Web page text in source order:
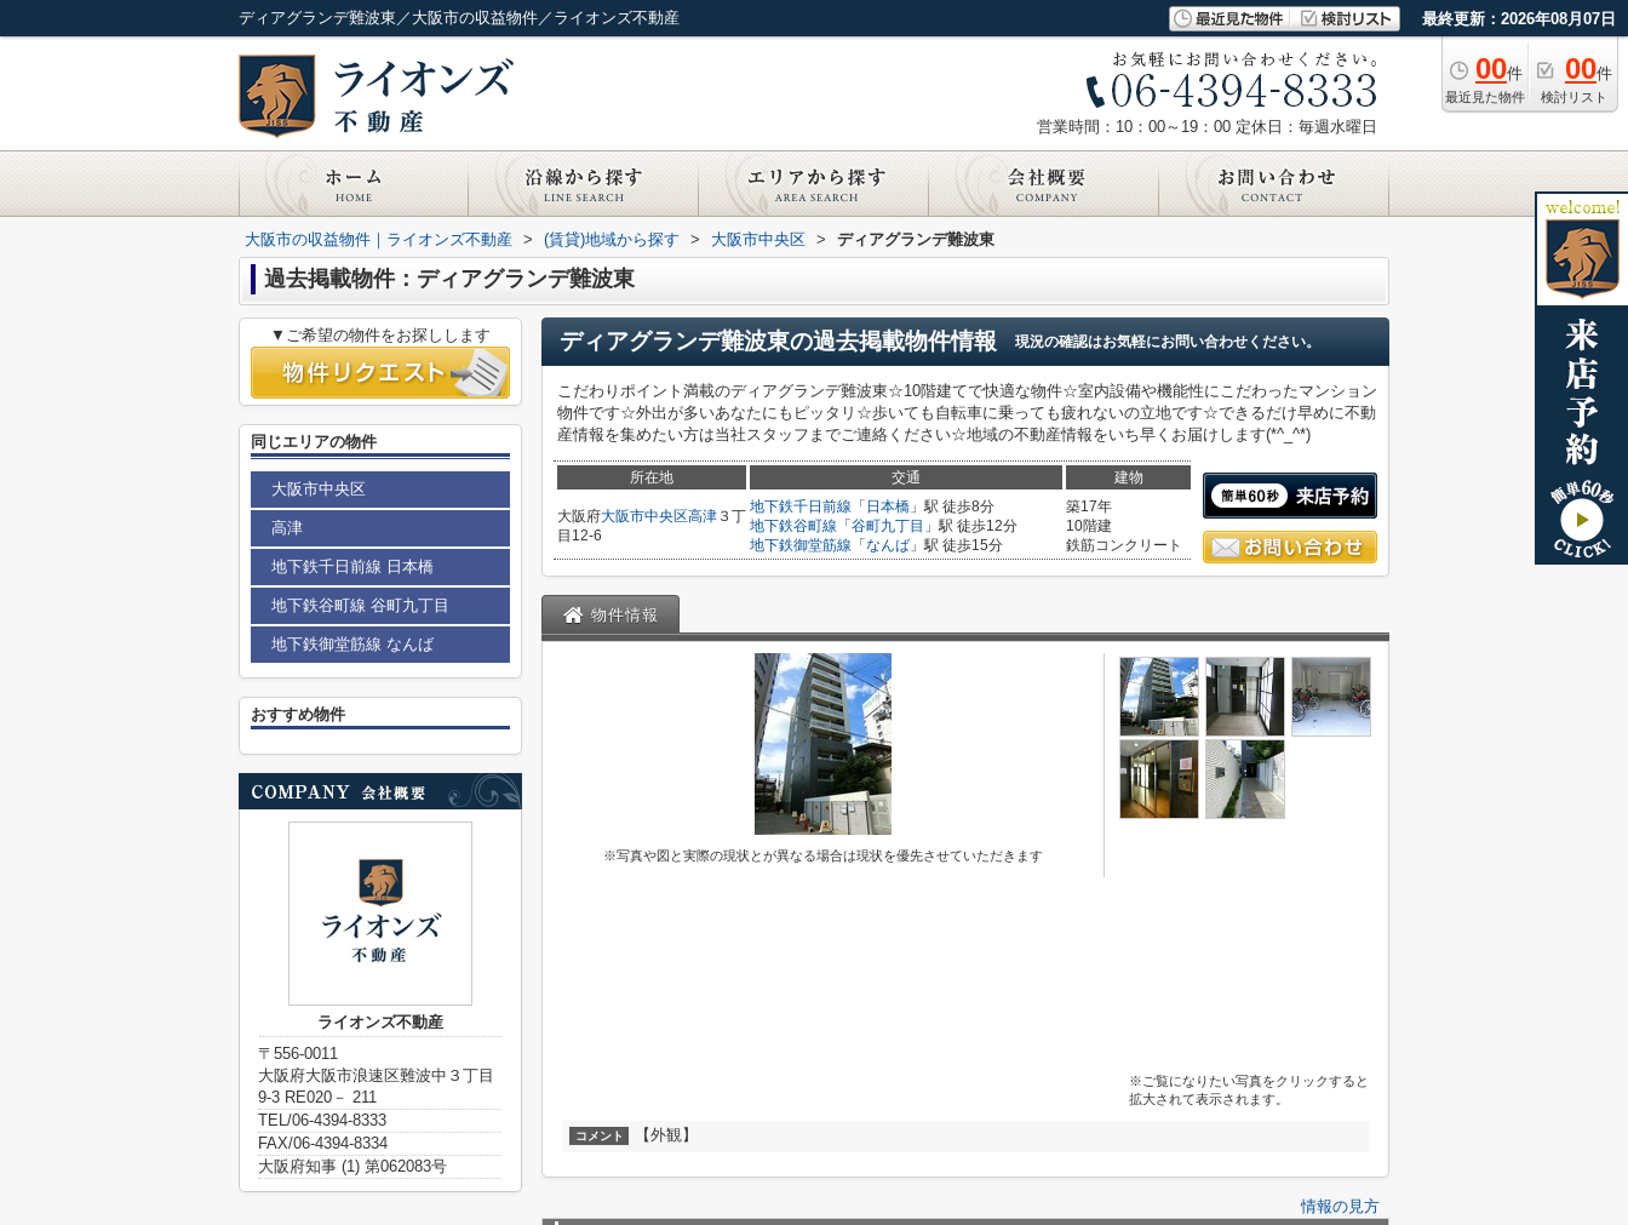
ディアグランデ難波東／大阪市の収益物件／ライオンズ不動産 最終更新：2026年08月07日
00件
最近見た物件
00件
検討リスト
営業時間：10：00～19：00 定休日：毎週水曜日
大阪市の収益物件｜ライオンズ不動産 > (賃貸)地域から探す > 大阪市中央区 > ディアグランデ難波東
過去掲載物件：ディアグランデ難波東
ディアグランデ難波東の過去掲載物件情報 現況の確認はお気軽にお問い合わせください。
こだわりポイント満載のディアグランデ難波東☆10階建てで快適な物件☆室内設備や機能性にこだわったマンション
物件です☆外出が多いあなたにもピッタリ☆歩いても自転車に乗っても疲れないの立地です☆できるだけ早めに不動
産情報を集めたい方は当社スタッフまでご連絡ください☆地域の不動産情報をいち早くお届けします(*^_^*)
所在地 交通 建物
大阪府大阪市中央区高津 ３丁
目12-6
地下鉄千日前線 「 日本橋 」駅 徒歩8分
地下鉄谷町線 「 谷町九丁目 」駅 徒歩12分
地下鉄御堂筋線 「 なんば 」駅 徒歩15分
築17年
10階建
鉄筋コンクリート
物件情報
※写真や図と実際の現状とが異なる場合は現状を優先させていただきます
※ご覧になりたい写真をクリックすると
拡大されて表示されます。
コメント 【外観】
情報の見方
▼ご希望の物件をお探しします
同じエリアの物件
大阪市中央区
高津
地下鉄千日前線 日本橋
地下鉄谷町線 谷町九丁目
地下鉄御堂筋線 なんば
おすすめ物件
ライオンズ不動産
〒556-0011
大阪府大阪市浪速区難波中３丁目
9-3 RE020－ 211
TEL/06-4394-8333
FAX/06-4394-8334
大阪府知事 (1) 第062083号